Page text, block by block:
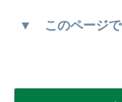
▼ このページで